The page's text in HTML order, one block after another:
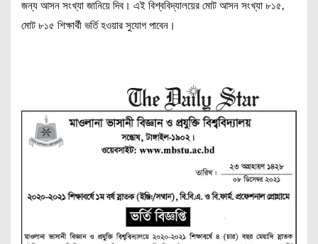
জন্য আসন সংখ্যা জানিয়ে দিব। এই বিশ্ববিদ্যালয়ের মোট আসন সংখ্যা ৮১৫,
মোট ৮১৫ শিক্ষার্থী ভর্তি হওয়ার সুযোগ পাবেন।